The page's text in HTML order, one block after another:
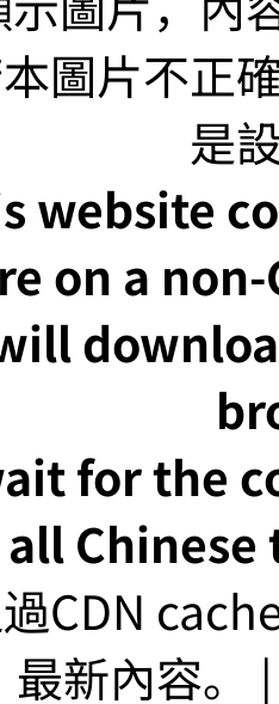
website
on a
for the
CDN
最新內容。